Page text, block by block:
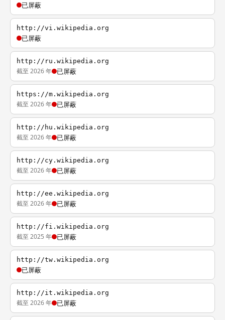
已屏蔽
http://vi.wikipedia.org
已屏蔽
http://ru.wikipedia.org
截至 2026 年 已屏蔽
https://m.wikipedia.org
截至 2026 年 已屏蔽
http://hu.wikipedia.org
截至 2026 年 已屏蔽
http://cy.wikipedia.org
截至 2026 年 已屏蔽
http://ee.wikipedia.org
截至 2026 年 已屏蔽
http://fi.wikipedia.org
截至 2025 年 已屏蔽
http://tw.wikipedia.org
已屏蔽
http://it.wikipedia.org
截至 2026 年 已屏蔽